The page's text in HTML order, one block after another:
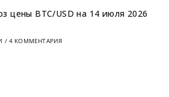
цены BTC/USD на 14 июля 2026
/ 4 КОММЕНТАРИЯ